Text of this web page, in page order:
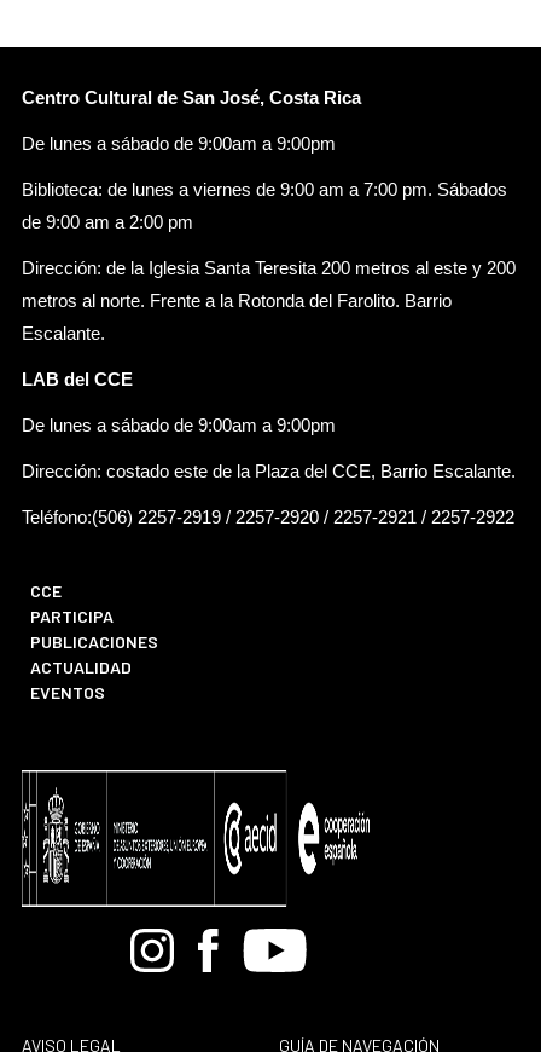
Centro Cultural de San José, Costa Rica
De lunes a sábado de 9:00am a 9:00pm
Biblioteca: de lunes a viernes de 9:00 am a 7:00 pm. Sábados
de 9:00 am a 2:00 pm
Dirección: de la Iglesia Santa Teresita 200 metros al este y 200
metros al norte. Frente a la Rotonda del Farolito. Barrio
Escalante.
LAB del CCE
De lunes a sábado de 9:00am a 9:00pm
Dirección: costado este de la Plaza del CCE, Barrio Escalante.
Teléfono:(506) 2257-2919 / 2257-2920 / 2257-2921 / 2257-2922
CCE
PARTICIPA
PUBLICACIONES
ACTUALIDAD
EVENTOS
BandcampInstagramFacebook
Youtube
AVISO LEGAL GUÍA DE NAVEGACIÓN